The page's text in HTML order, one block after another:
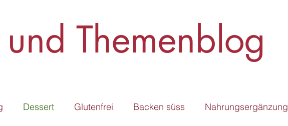
und Themenblog
Dessert Glutenfrei Backen süss Nahrungsergänzung